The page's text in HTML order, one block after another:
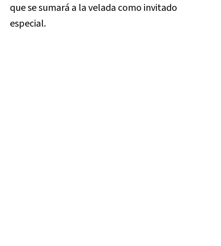
que se sumará a la velada como invitado
especial.